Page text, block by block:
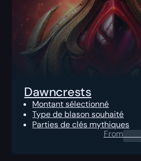
Dawncrests
Montant sélectionné
Type de blason souhaité
Parties de clés mythiques
From0.00